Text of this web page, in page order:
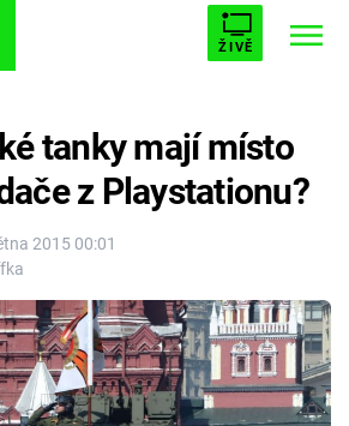
ŽIVĚ
AVENGERS 5
2015 00:01
tanky mají místo
z Playstationu?